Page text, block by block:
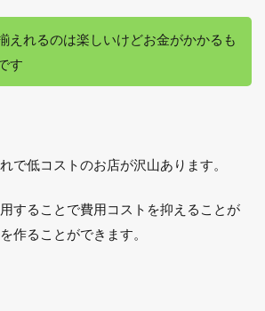
えれるのは楽しいけどお金がかかるも
す
で低コストのお店が沢山あります。
することで費用コストを抑えることが
作ることができます。